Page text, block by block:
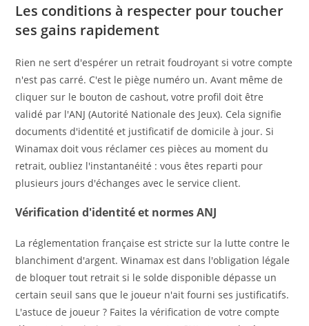
Les conditions à respecter pour toucher
ses gains rapidement
Rien ne sert d'espérer un retrait foudroyant si votre compte
n'est pas carré. C'est le piège numéro un. Avant même de
cliquer sur le bouton de cashout, votre profil doit être
validé par l'ANJ (Autorité Nationale des Jeux). Cela signifie
documents d'identité et justificatif de domicile à jour. Si
Winamax doit vous réclamer ces pièces au moment du
retrait, oubliez l'instantanéité : vous êtes reparti pour
plusieurs jours d'échanges avec le service client.
Vérification d'identité et normes ANJ
La réglementation française est stricte sur la lutte contre le
blanchiment d'argent. Winamax est dans l'obligation légale
de bloquer tout retrait si le solde disponible dépasse un
certain seuil sans que le joueur n'ait fourni ses justificatifs.
L'astuce de joueur ? Faites la vérification de votre compte